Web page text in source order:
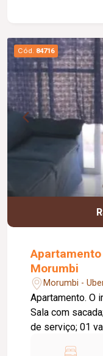
Cód. 84716
Morumbi
Morumbi -
Apartamento. O imóvel conta com: 02 quartos;
Sala com
de serviço; 01